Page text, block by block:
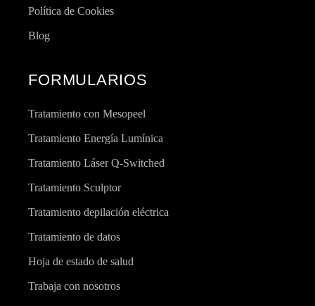
Política de Cookies
Blog
FORMULARIOS
Tratamiento con Mesopeel
Tratamiento Energía Lumínica
Tratamiento Láser Q-Switched
Tratamiento Sculptor
Tratamiento depilación eléctrica
Tratamiento de datos
Hoja de estado de salud
Trabaja con nosotros